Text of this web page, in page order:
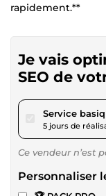
rapidement.**
Je vais
SEO de
Service
5 jours de
Ce vendeur n’est
Personnaliser